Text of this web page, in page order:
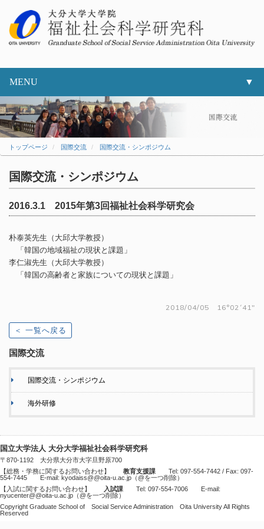
MENU ▼
トップページ 国際交流 国際交流・シンポジウム
国際交流・シンポジウム
2016.3.1 2015年第3回福祉社会科学研究会
朴泰英先生（大邱大学教授）
「韓国の地域福祉の現状と課題」
李仁淑先生（大邱大学教授）
「韓国の高齢者と家族についての現状と課題」
2018/04/05 16°02´41"
＜ 一覧へ戻る
国際交流
国際交流・シンポジウム
海外研修
国立大学法人 大分大学福祉社会科学研究科
〒870-1192 大分県大分市大字旦野原700
【総務・学務に関するお問い合わせ】 教育支援課 Tel: 097-554-7442 / Fax: 097-
554-7445 E-mail: kyodaiss@@oita-u.ac.jp（@を一つ削除）
【入試に関するお問い合わせ】
入試課 Tel: 097-554-7006 E-mail:
nyucenter@@oita-u.ac.jp（@を一つ削除）
Copyright Graduate School of Social Service Administration Oita University All Rights
Reserved